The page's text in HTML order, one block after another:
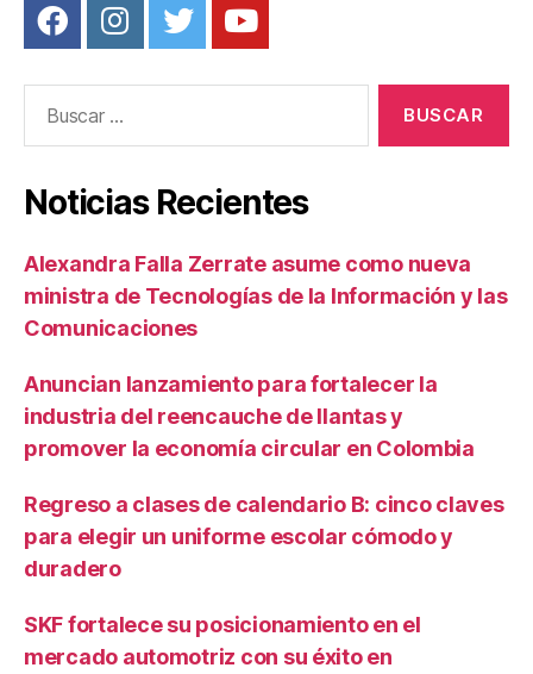
Noticias Recientes
Alexandra Falla Zerrate asume como nueva
ministra de Tecnologías de la Información y las
Comunicaciones
Anuncian lanzamiento para fortalecer la
industria del reencauche de llantas y
promover la economía circular en Colombia
Regreso a clases de calendario B: cinco claves
para elegir un uniforme escolar cómodo y
duradero
SKF fortalece su posicionamiento en el
mercado automotriz con su éxito en